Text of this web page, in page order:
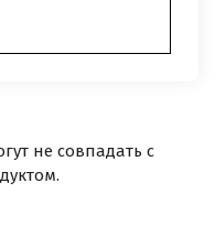
не совпадать с